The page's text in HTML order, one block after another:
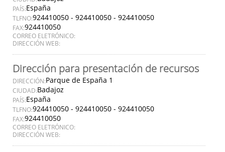
PAÍS:España
TLFNO:924410050 - 924410050 - 924410050
FAX:924410050
CORREO ELETRÓNICO:
DIRECCIÓN WEB:
Dirección para presentación de recursos
DIRECCIÓN:Parque de España 1
CIUDAD:Badajoz
PAÍS:España
TLFNO:924410050 - 924410050 - 924410050
FAX:924410050
CORREO ELETRÓNICO:
DIRECCIÓN WEB: